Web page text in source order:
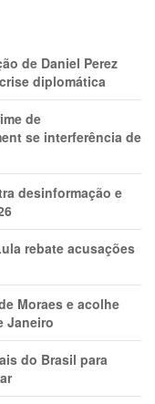
de Daniel Perez
diplomática
de
se interferência de
desinformação e
rebate acusações
Moraes e acolhe
Janeiro
do Brasil para